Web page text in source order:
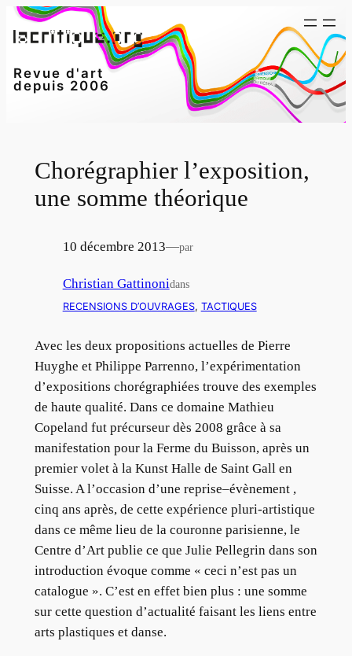
Aller
au
Revue d'art
depuis 2006
Chorégraphier l’exposition,
une somme théorique
10 décembre 2013—par
Christian Gattinonidans
RECENSIONS D’OUVRAGES, TACTIQUES
Avec les deux propositions actuelles de Pierre
Huyghe et Philippe Parrenno, l’expérimentation
d’expositions chorégraphiées trouve des exemples
de haute qualité. Dans ce domaine Mathieu
Copeland fut précurseur dès 2008 grâce à sa
manifestation pour la Ferme du Buisson, après un
premier volet à la Kunst Halle de Saint Gall en
Suisse. A l’occasion d’une reprise–évènement ,
cinq ans après, de cette expérience pluri-artistique
dans ce même lieu de la couronne parisienne, le
Centre d’Art publie ce que Julie Pellegrin dans son
introduction évoque comme « ceci n’est pas un
catalogue ». C’est en effet bien plus : une somme
sur cette question d’actualité faisant les liens entre
arts plastiques et danse.